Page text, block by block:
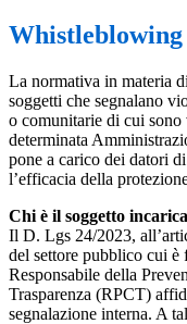
Whistleblowing
La normativa in materia
soggetti che segnalano
o comunitarie di cui sono
determinata
pone a carico dei datori
l’efficacia della
Chi è il soggetto
Il D. Lgs 24/2023,
del settore pubblico cui
Responsabile della
Trasparenza (RPCT)
segnalazione interna. A